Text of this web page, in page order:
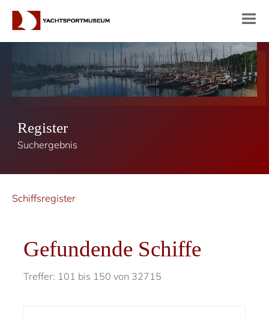
Register
Suchergebnis
Schiffsregister
Gefundende Schiffe
Treffer: 101 bis 150 von 32715